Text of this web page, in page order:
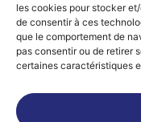
les cookies pour stocker
de consentir à ces
que le comportement de
pas consentir ou de retirer
certaines caractéristiques